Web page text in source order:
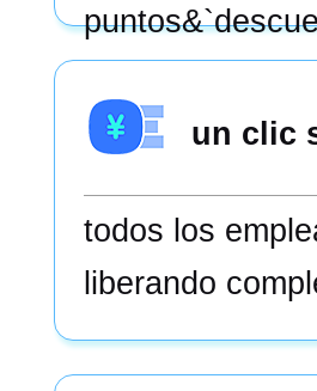
los escenarios
un clic
todos los
liberando